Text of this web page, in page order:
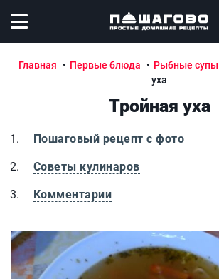
Открыть меню
Главная Первые блюда Рыбные супы
уха
Тройная уха
Пошаговый рецепт с фото
Советы кулинаров
Комментарии
Тройная уха